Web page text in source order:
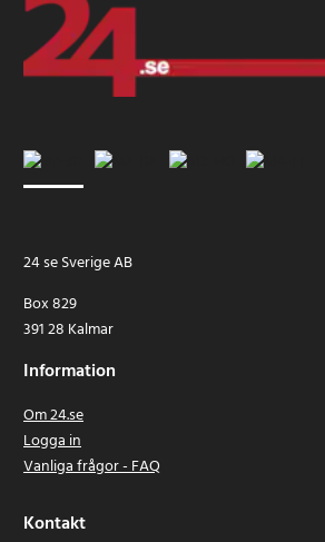
24 se Sverige AB
Box 829
391 28 Kalmar
Information
Om 24.se
Logga in
Vanliga frågor - FAQ
Kontakt